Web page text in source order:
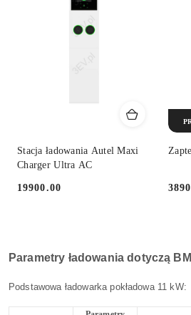
Stacja ładowania Autel Maxi
Charger Ultra AC
Cena:
19900.00
Parametry ładowania dotyczą
Podstawowa ładowarka pokładowa 11 kW: